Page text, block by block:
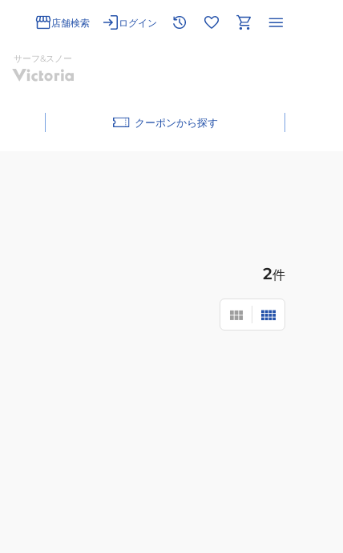
店舗検索 ログイン
サーフ&スノー
クーポン
2件